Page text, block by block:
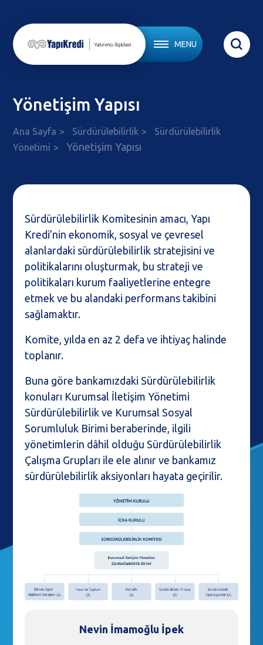
MENU
Yönetişim Yapısı
Ana Sayfa Sürdürülebilirlik
Sürdürülebilirlik
Yönetimi
Yönetişim Yapısı
Sürdürülebilirlik Komitesinin amacı, Yapı
Kredi’nin ekonomik, sosyal ve çevresel
alanlardaki sürdürülebilirlik stratejisini ve
politikalarını oluşturmak, bu strateji ve
politikaları kurum faaliyetlerine entegre
etmek ve bu alandaki performans takibini
sağlamaktır.
Komite, yılda en az 2 defa ve ihtiyaç halinde
toplanır.
Buna göre bankamızdaki Sürdürülebilirlik
konuları Kurumsal İletişim Yönetimi
Sürdürülebilirlik ve Kurumsal Sosyal
Sorumluluk Birimi beraberinde, ilgili
yönetimlerin dâhil olduğu Sürdürülebilirlik
Çalışma Grupları ile ele alınır ve bankamız
sürdürülebilirlik aksiyonları hayata geçirilir.
Nevin İmamoğlu İpek